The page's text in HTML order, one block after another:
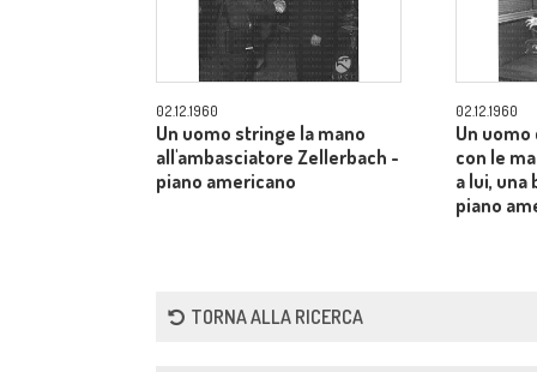
02.12.1960
Un uomo stringe la mano
all'ambasciatore Zellerbach -
piano americano
02.12.1960
Un
con le
a lui, una
piano
TORNA ALLA RICERCA